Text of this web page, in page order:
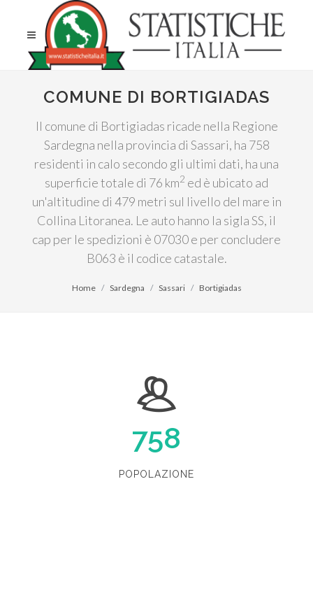
COMUNE DI BORTIGIADAS
Il comune di Bortigiadas ricade nella Regione
Sardegna nella provincia di Sassari, ha 758
residenti in calo secondo gli ultimi dati, ha una
superficie totale di 76 km2 ed è ubicato ad
un'altitudine di 479 metri sul livello del mare in
Collina Litoranea. Le auto hanno la sigla SS, il
cap per le spedizioni è 07030 e per concludere
B063 è il codice catastale.
Home Sardegna Sassari Bortigiadas
758
POPOLAZIONE